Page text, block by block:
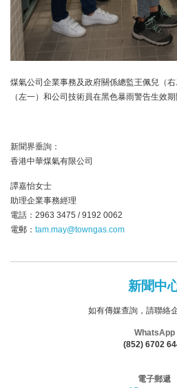
煤氣公司企業事務及政府關係總監王佩兒（
（左一）和公司技術員在黑色暴雨警告生效
新聞界垂詢：
香港中華煤氣有限公司
譚嘉怡女士
助理企業事務經理
電話：2963 3475 / 9192 0062
電郵： tam.may@towngas.com
新聞中
如有傳媒查詢，請聯絡
WhatsApp
(852) 6702
電子郵遞